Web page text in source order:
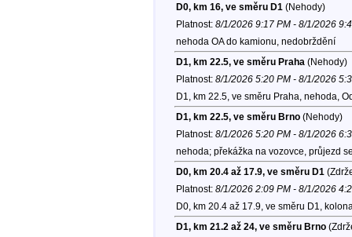
D0, km 16, ve směru D1 (Nehody)
Platnost: 8/1/2026 9:17 PM - 8/1/2026
nehoda OA do kamionu, nedobrždění
D1, km 22.5, ve směru Praha (Nehody)
Platnost: 8/1/2026 5:20 PM - 8/1/2026
D1, km 22.5, ve směru Praha, nehoda,
D1, km 22.5, ve směru Brno(Nehody)
Platnost: 8/1/2026 5:20 PM - 8/1/2026
nehoda; překážka na vozovce, průjezd
D0, km 20.4 až 17.9, ve směru D1
Platnost: 8/1/2026 2:09 PM - 8/1/2026
D0, km 20.4 až 17.9, ve směru D1,
D1, km 21.2 až 24, ve směru Brno